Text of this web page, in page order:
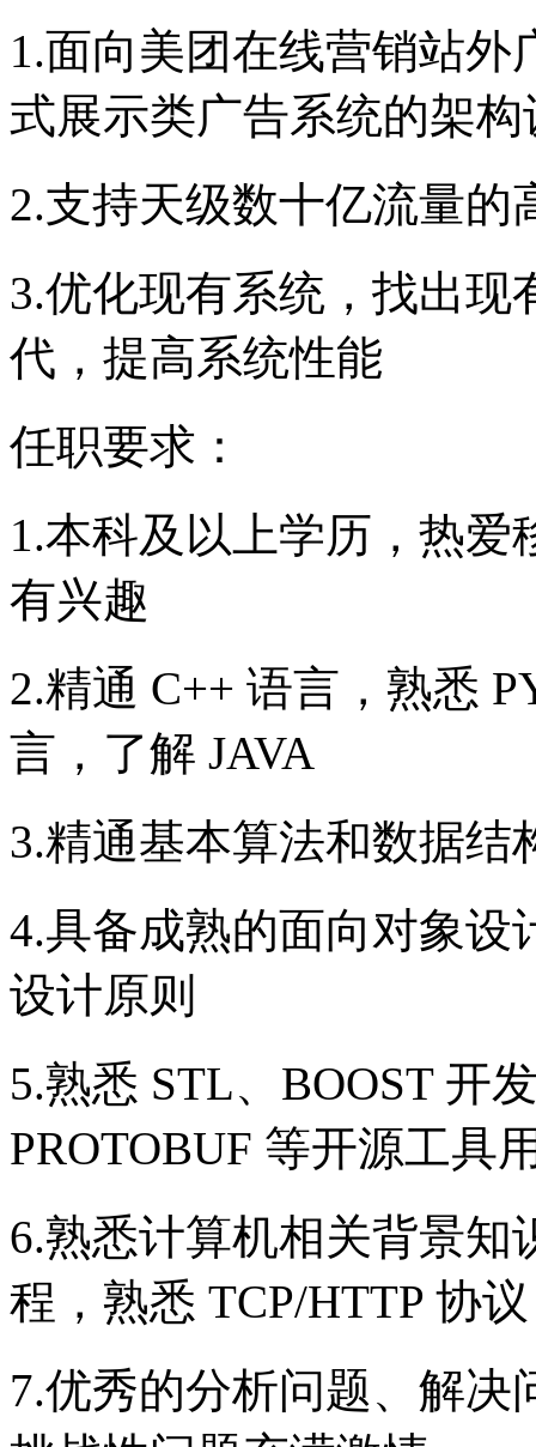
1.面向美团在线营销站
式展示类广告系统的架
2.支持天级数十亿流量的
3.优化现有系统，找出现
代，提高系统性能
任职要求：
1.本科及以上学历，热
有兴趣
2.精通 C++ 语言，熟悉
言，了解 JAVA
3.精通基本算法和数据结
4.具备成熟的面向对象设
设计原则
5.熟悉 STL、BOOST 开
PROTOBUF 等开源工具
6.熟悉计算机相关背景知
程，熟悉 TCP/HTTP 协议
7.优秀的分析问题、解